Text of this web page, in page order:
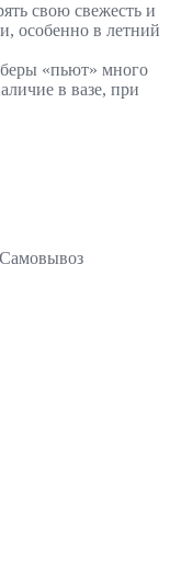
свою свежесть и
особенно в летний
«пьют» много
в вазе, при
Самовывоз